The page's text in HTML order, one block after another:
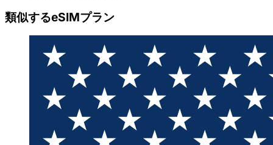
類似するeSIMプラン